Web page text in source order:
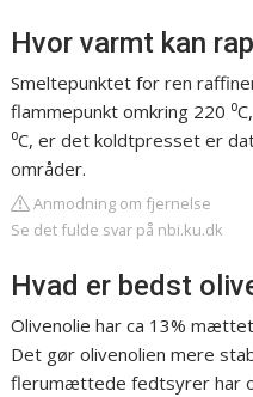
Hvor varmt kan
Smeltepunktet for ren
flammepunkt omkring 220
⁰C, er det koldtpresset er
områder.
Anmodning om fjernelse
Se det fulde svar på nbi.ku.dk
Hvad er bedst
Olivenolie har ca 13%
Det gør olivenolien mere
flerumættede fedtsyrer har